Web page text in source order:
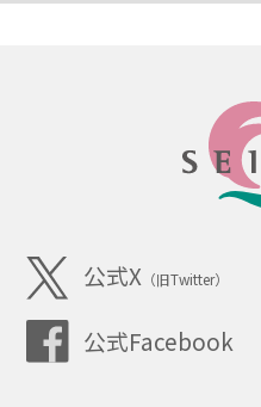
公式X （旧Twitter）
公式Facebook